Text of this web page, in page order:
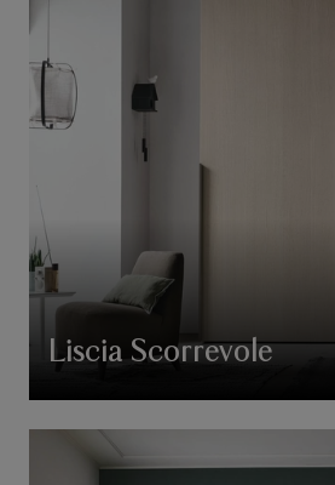
Liscia Scorrevole